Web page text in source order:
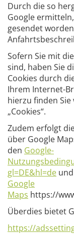
Durch die so
Google
gesendet
Sofern Sie mit
sind, haben Sie
Cookies durch
Ihrem Internet-
hierzu finden
„Cookies“.
Zudem erfolgt
über Google
den Google-
gl=DE&hl=de
Google
Maps https://
Überdies bietet
https://